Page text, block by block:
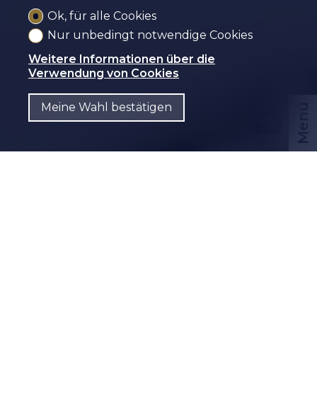
Menü
Ok, für alle Cookies
Nur unbedingt notwendige Cookies
Weitere Informationen über die
Verwendung von Cookies
Meine Wahl bestätigen